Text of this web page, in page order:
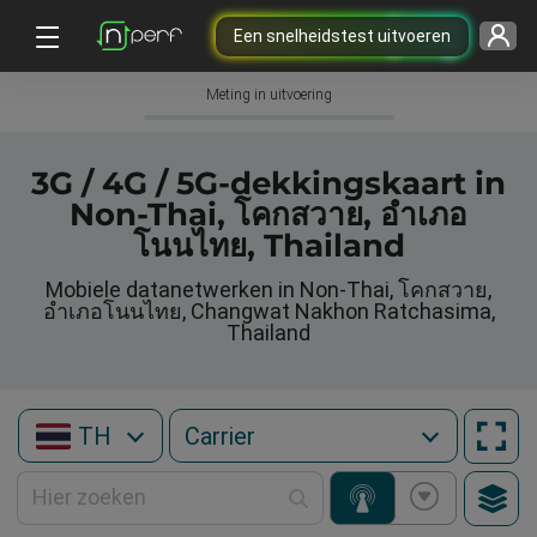
Een snelheidstest uitvoeren
Meting in uitvoering
3G / 4G / 5G-dekkingskaart in
Non-Thai, โคกสวาย, อำเภอ
โนนไทย, Thailand
Mobiele datanetwerken in Non-Thai, โคกสวาย,
อำเภอโนนไทย, Changwat Nakhon Ratchasima,
Thailand
TH